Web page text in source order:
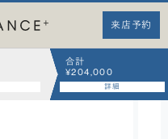
来店予約
合計
¥204,000
詳細